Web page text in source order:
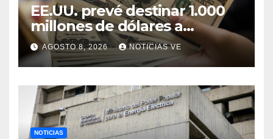
EE.UU. prevé destinar 1.000
millones de dólares a
Colombia para un paquete
de seguridad
AGOSTO 8, 2026 NOTICIAS VE
NOTICIAS